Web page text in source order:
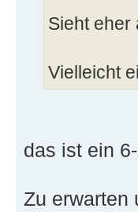
Sieht eher
Vielleicht
das ist ein
Zu erwarten